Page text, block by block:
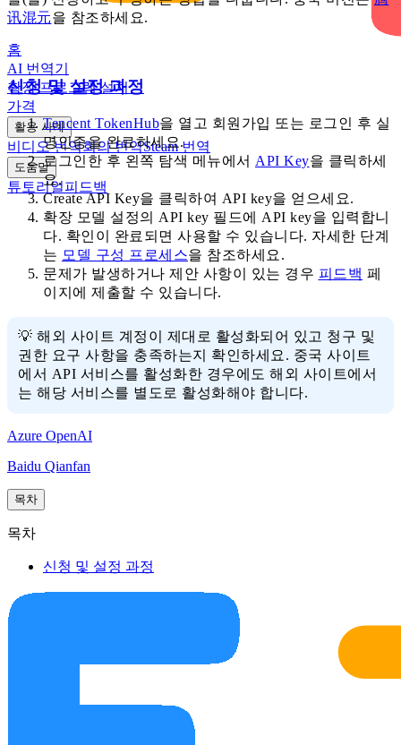
홈
AI 번역기
확장 프로그램 설치
가격
활용 사례
비디오 번역회의 번역Steam 번역
도움말
튜토리얼피드백
讯混元을 참조하세요.
신청 및 설정 과정
Tencent TokenHub을 열고 회원가입 또는 로그인 후 실
명인증을 완료하세요.
로그인한 후 왼쪽 탐색 메뉴에서 API Key을 클릭하세
요.
Create API Key을 클릭하여 API key을 얻으세요.
확장 모델 설정의 API key 필드에 API key을 입력합니
다. 확인이 완료되면 사용할 수 있습니다. 자세한 단계
는 모델 구성 프로세스을 참조하세요.
문제가 발생하거나 제안 사항이 있는 경우 피드백 페
이지에 제출할 수 있습니다.
💡 해외 사이트 계정이 제대로 활성화되어 있고 청구 및
권한 요구 사항을 충족하는지 확인하세요. 중국 사이트
에서 API 서비스를 활성화한 경우에도 해외 사이트에서
는 해당 서비스를 별도로 활성화해야 합니다.
Azure OpenAI
Baidu Qianfan
목차
목차
신청 및 설정 과정